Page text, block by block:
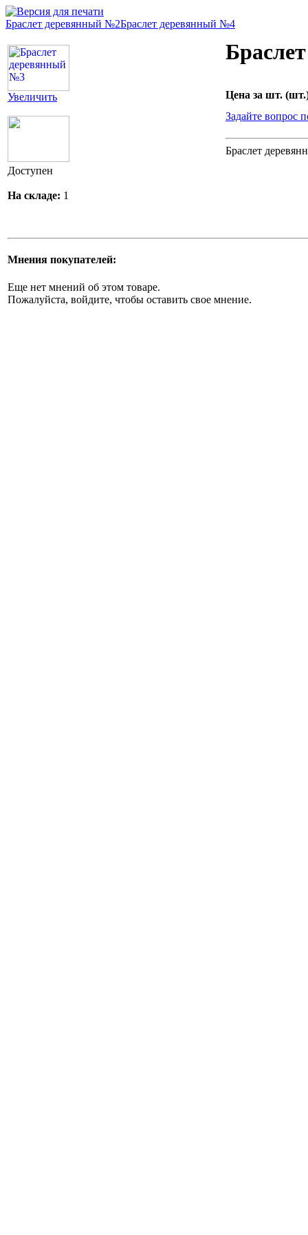
Браслет деревянный №2Браслет деревянный №4
Увеличить
Цена за шт.
Задайте вопрос
Браслет
Доступен
На складе: 1
Мнения покупателей:
Еще нет мнений об этом товаре.
Пожалуйста, войдите, чтобы оставить свое мнение.